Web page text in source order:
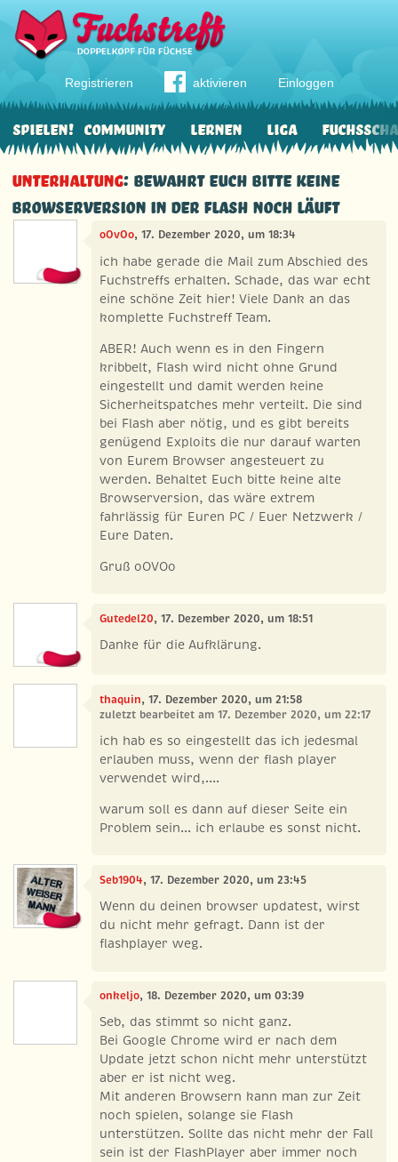
Registrieren aktivieren Einloggen
Community Lernen Liga
Spielen!
Unterhaltung: Bewahrt Euch bitte KEINE
Browserversion in der Flash noch läuft
oOvOo, 17. Dezember 2020, um 18:34
ich habe gerade die Mail zum Abschied des
Fuchstreffs erhalten. Schade, das war echt
eine schöne Zeit hier! Viele Dank an das
komplette Fuchstreff Team.
ABER! Auch wenn es in den Fingern
kribbelt, Flash wird nicht ohne Grund
eingestellt und damit werden keine
Sicherheitspatches mehr verteilt. Die sind
bei Flash aber nötig, und es gibt bereits
genügend Exploits die nur darauf warten
von Eurem Browser angesteuert zu
werden. Behaltet Euch bitte keine alte
Browserversion, das wäre extrem
fahrlässig für Euren PC / Euer Netzwerk /
Eure Daten.
Gruß oOVOo
Gutedel20, 17. Dezember 2020, um 18:51
Danke für die Aufklärung.
thaquin, 17. Dezember 2020, um 21:58
zuletzt bearbeitet am 17. Dezember 2020, um 22:17
ich hab es so eingestellt das ich jedesmal
erlauben muss, wenn der flash player
verwendet wird,....
warum soll es dann auf dieser Seite ein
Problem sein... ich erlaube es sonst nicht.
Seb1904, 17. Dezember 2020, um 23:45
Wenn du deinen browser updatest, wirst
du nicht mehr gefragt. Dann ist der
flashplayer weg.
onkeljo, 18. Dezember 2020, um 03:39
Seb, das stimmt so nicht ganz.
Bei Google Chrome wird er nach dem
Update jetzt schon nicht mehr unterstützt
aber er ist nicht weg.
Mit anderen Browsern kann man zur Zeit
noch spielen, solange sie Flash
unterstützen. Sollte das nicht mehr der Fall
sein ist der FlashPlayer aber immer noch